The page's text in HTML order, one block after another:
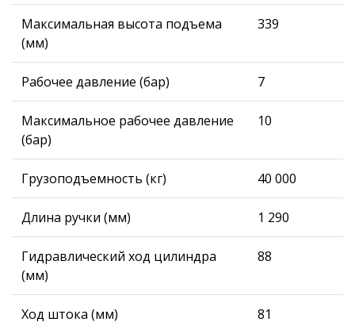
Максимальная высота подъема
(мм)
339
Рабочее давление (бар) 7
Максимальное рабочее давление
(бар)
10
Грузоподъемность (кг) 40 000
Длина ручки (мм) 1 290
Гидравлический ход цилиндра
(мм)
88
Ход штока (мм) 81